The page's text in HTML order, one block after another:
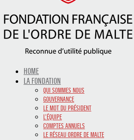
HOME
LA FONDATION
QUI SOMMES NOUS
GOUVERNANCE
LE MOT DU PRÉSIDENT
L’ÉQUIPE
COMPTES ANNUELS
LE RÉSEAU ORDRE DE MALTE